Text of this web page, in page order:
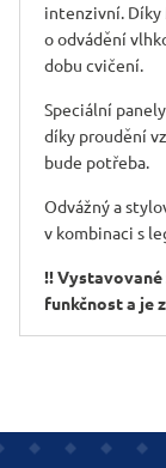
intenzivní. Díky
o odvádění
dobu cvičení.
Speciální
díky proudění
bude potřeba.
Odvážný a
v kombinaci s
!! Vystavované
funkčnost a je